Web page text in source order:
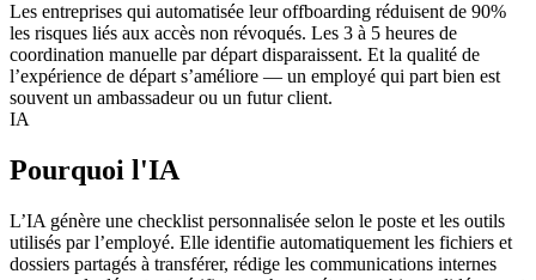
Les entreprises qui automatisée leur offboarding réduisent de 90%
les risques liés aux accès non révoqués. Les 3 à 5 heures de
coordination manuelle par départ disparaissent. Et la qualité de
l’expérience de départ s’améliore — un employé qui part bien est
souvent un ambassadeur ou un futur client.
IA
Pourquoi l'IA
L’IA génère une checklist personnalisée selon le poste et les outils
utilisés par l’employé. Elle identifie automatiquement les fichiers et
dossiers partagés à transférer, rédige les communications internes